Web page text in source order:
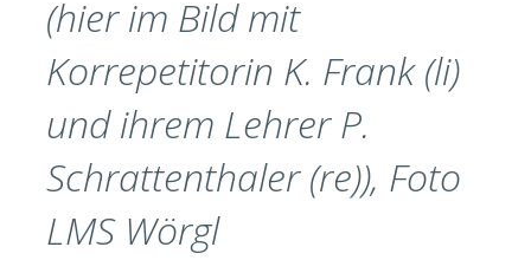
(hier im Bild mit
Korrepetitorin K. Frank (li)
und ihrem Lehrer P.
Schrattenthaler (re)), Foto
LMS Wörgl